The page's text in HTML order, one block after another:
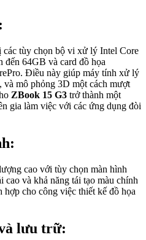
các tùy chọn bộ vi xử lý Intel Core
64GB và card đồ họa
Điều này giúp máy tính xử lý
và mô phỏng 3D một cách mượt
ZBook 15 G3 trở thành một
gia làm việc với các ứng dụng đòi
cao với tùy chọn màn hình
và khả năng tái tạo màu chính
hợp cho công việc thiết kế đồ họa
lưu trữ: